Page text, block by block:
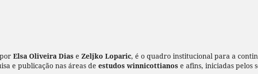
Elsa Oliveira Dias e Zeljko Loparic, é o quadro institucional para a
e publicação nas áreas de estudos winnicottianos e afins, iniciadas pelos